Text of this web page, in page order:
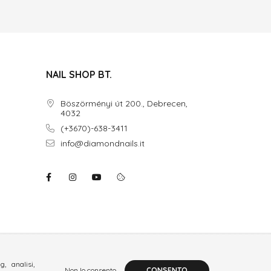
NAIL SHOP BT.
Böszörményi út 200., Debrecen,
4032
(+3670)-638-3411
info@diamondnails.it
analisi,